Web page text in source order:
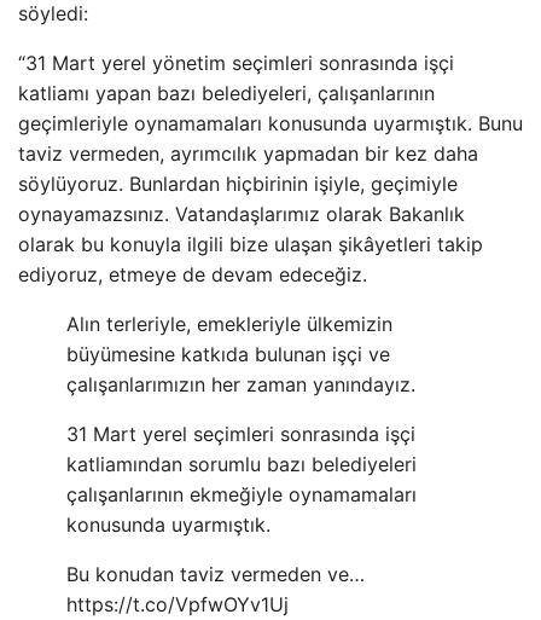
söyledi:
“31 Mart yerel yönetim seçimleri sonrasında işçi
katliamı yapan bazı belediyeleri, çalışanlarının
geçimleriyle oynamamaları konusunda uyarmıştık. Bunu
taviz vermeden, ayrımcılık yapmadan bir kez daha
söylüyoruz. Bunlardan hiçbirinin işiyle, geçimiyle
oynayamazsınız. Vatandaşlarımız olarak Bakanlık
olarak bu konuyla ilgili bize ulaşan şikâyetleri takip
ediyoruz, etmeye de devam edeceğiz.
Alın terleriyle, emekleriyle ülkemizin
büyümesine katkıda bulunan işçi ve
çalışanlarımızın her zaman yanındayız.
31 Mart yerel seçimleri sonrasında işçi
katliamından sorumlu bazı belediyeleri
çalışanlarının ekmeğiyle oynamamaları
konusunda uyarmıştık.
Bu konudan taviz vermeden ve…
https://t.co/VpfwOYv1Uj